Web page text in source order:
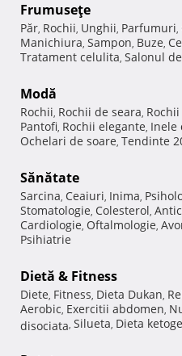
Frumuseţe
Păr, Rochii, Unghii, Parfumuri,
Manichiura, Sampon, Buze,
Tratament celulita, Salonul
Modă
Rochii, Rochii de seara,
Pantofi, Rochii elegante, Inele
Ochelari de soare, Tendinte
Sănătate
Sarcina, Ceaiuri, Inima,
Stomatologie, Colesterol,
Cardiologie, Oftalmologie,
Psihiatrie
Dietă & Fitness
Diete, Fitness, Dieta Dukan,
Aerobic, Exercitii abdomen,
disociata, Silueta, Dieta